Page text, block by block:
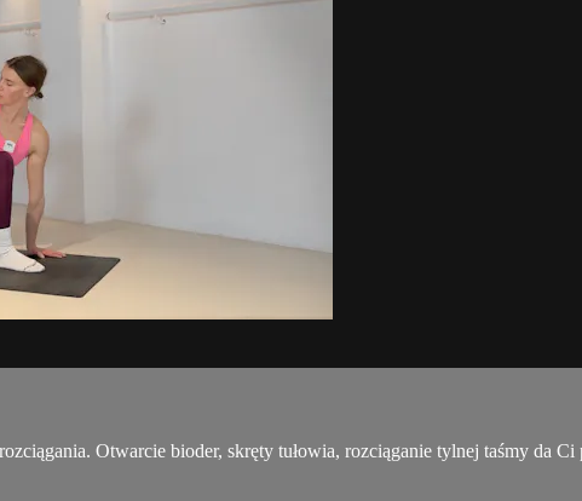
Otwarcie bioder, skręty tułowia, rozciąganie tylnej taśmy da